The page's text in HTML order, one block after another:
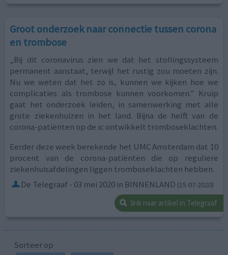
Groot onderzoek naar connectie tussen corona
en trombose
„Bij dit coronavirus zien we dat het stollingssysteem
permanent aanstaat, terwijl het rustig zou moeten zijn.
Nu we weten dat het zo is, kunnen we kijken hoe we
complicaties als trombose kunnen voorkomen.” Kruip
gaat het onderzoek leiden, in samenwerking met alle
grote ziekenhuizen in het land. Bijna de helft van de
corona-patiënten op de ic ontwikkelt tromboseklachten.
Eerder deze week berekende het UMC Amsterdam dat 10
procent van de corona-patiënten die op reguliere
ziekenhuisafdelingen liggen tromboseklachten hebben.
De Telegraaf - 03 mei 2020 in BINNENLAND (15-07-2020)
link naar artikel in Telegraaf
Sorteer op